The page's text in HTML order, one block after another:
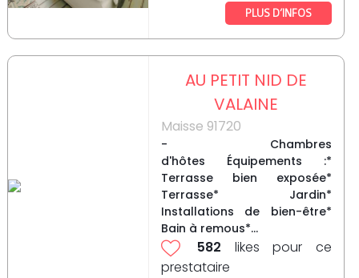
PLUS D’INFOS
AU PETIT NID DE
VALAINE
Maisse 91720
- Chambres
d'hôtes Équipements :*
Terrasse bien exposée*
Terrasse* Jardin*
Installations de bien-être*
Bain à remous*...
582 likes pour ce
prestataire